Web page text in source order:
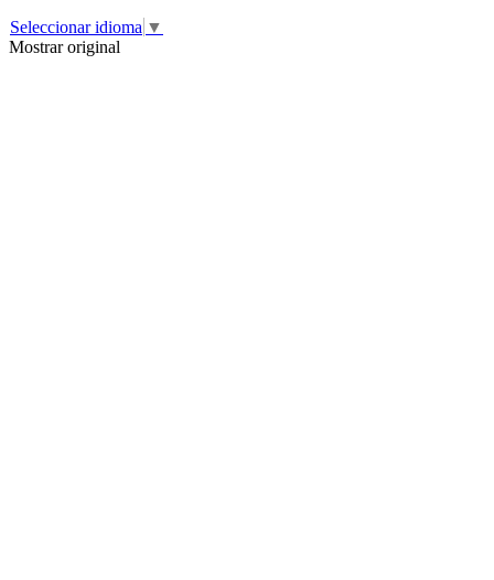
Seleccionar idioma ▼
Mostrar original